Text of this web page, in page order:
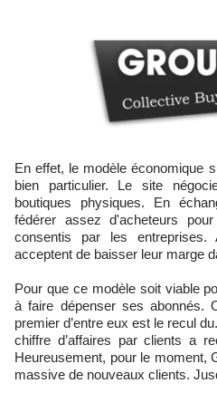
En effet, le modèle économique sur lequel repose Groupon est
bien particulier. Le site
boutiques physiques. En
fédérer assez d'acheteurs
consentis par les entreprises.
acceptent de baisser leur marge
Pour que ce modèle soit viable
à faire dépenser ses abonnés.
premier d’entre eux est le recul
chiffre d’affaires par clients a
Heureusement, pour le moment,
massive de nouveaux clients.